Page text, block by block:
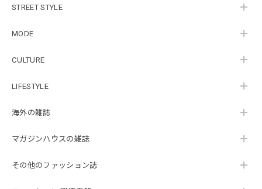
STREET STYLE
MODE
CULTURE
LIFESTYLE
海外の雑誌
マガジンハウスの雑誌
その他のファッション誌